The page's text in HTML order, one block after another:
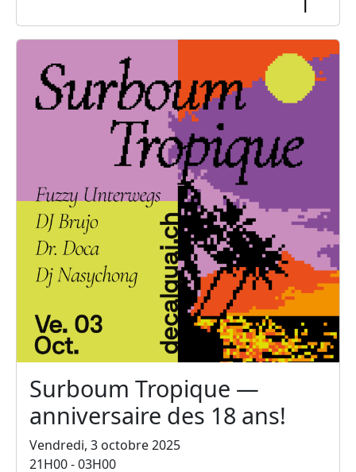
Surboum Tropique —
anniversaire des 18 ans!
Vendredi, 3 octobre 2025
21H00 - 03H00